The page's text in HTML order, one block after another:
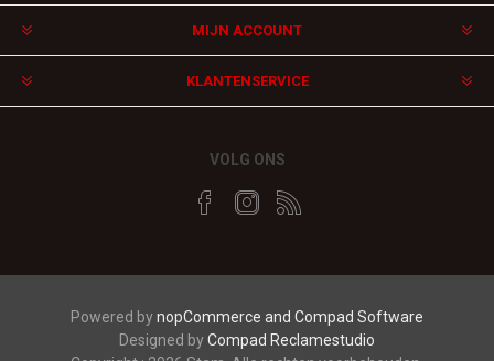
MIJN ACCOUNT
KLANTENSERVICE
VOLG ONS
Powered bynopCommerce and Compad Software
Designed byCompad Reclamestudio